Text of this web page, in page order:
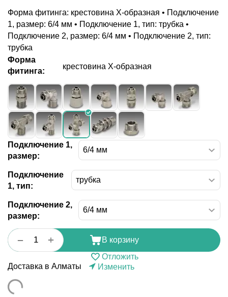
Форма фитинга: крестовина X-образная • Подключение
1, размер: 6/4 мм • Подключение 1, тип: трубка •
Подключение 2, размер: 6/4 мм • Подключение 2, тип:
трубка
Форма
фитинга:
крестовина X-образная
Подключение 1,
размер:
Подключение
1, тип:
Подключение 2,
размер:
+
−
В корзину
Отложить
Доставка в Алматы
Изменить